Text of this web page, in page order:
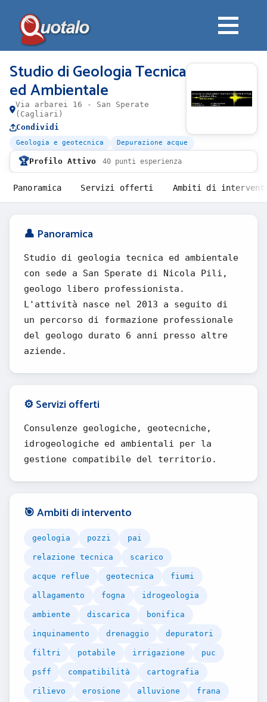
Studio di Geologia Tecnica
ed Ambientale
Via arbarei 16 - San Sperate
(Cagliari)
Condividi
Geologia e geotecnica Depurazione acque
🏆Profilo Attivo 40 punti esperienza
Panoramica Servizi offerti Ambiti di
👤 Panoramica
Studio di geologia tecnica ed ambientale
con sede a San Sperate di Nicola Pili,
geologo libero professionista.
L'attività nasce nel 2013 a seguito di
un percorso di formazione professionale
del geologo durato 6 anni presso altre
aziende.
⚙️ Servizi offerti
Consulenze geologiche, geotecniche,
idrogeologiche ed ambientali per la
gestione compatibile del territorio.
🎯 Ambiti di intervento
geologia pozzi pai
relazione tecnica scarico
acque reflue geotecnica fiumi
allagamento fogna idrogeologia
ambiente discarica bonifica
inquinamento drenaggio depuratori
filtri potabile irrigazione puc
psff compatibilità cartografia
rilievo erosione alluvione frana